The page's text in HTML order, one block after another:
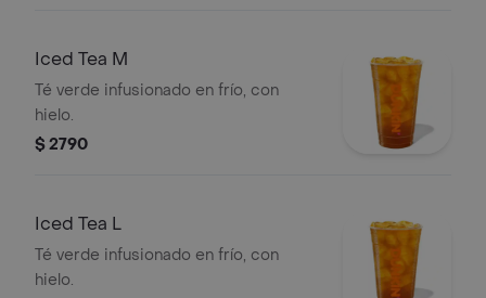
Iced Tea M
Té verde infusionado en frío, con
hielo.
$ 2790
Iced Tea L
Té verde infusionado en frío, con
hielo.